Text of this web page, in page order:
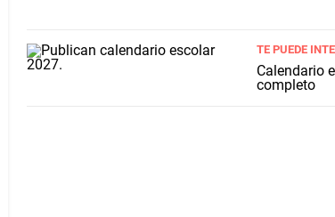
TE PUEDE
Calendario
completo